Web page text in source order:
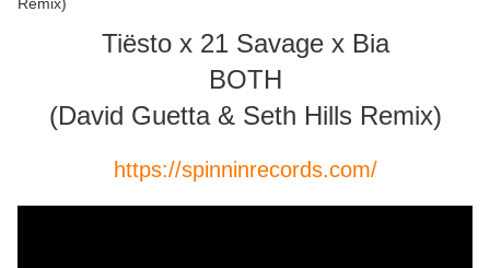
Tiësto x 21 Savage x Bia
BOTH
(David Guetta & Seth Hills Remix)
https://spinninrecords.com/